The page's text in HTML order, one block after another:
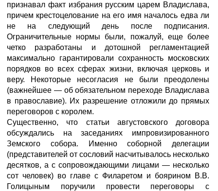
признавал факт избрания русским царем Владислава,
причем крестоцелование на его имя началось едва ли
не на следующий день после подписания.
Ограничительные нормы были, пожалуй, еще более
четко разработаны и дотошной регламентацией
максимально гарантировали сохранность московских
порядков во всех сферах жизни, включая церковь и
веру. Некоторые несогласия не были преодолены
(важнейшее — об обязательном переходе Владислава
в православие). Их разрешение отложили до прямых
переговоров с королем.
Существенно, что статьи августовского договора
обсуждались на заседаниях импровизированного
Земского собора. Именно соборной делегации
(представителей от сословий насчитывалось несколько
десятков, а с сопровождающими лицами — несколько
сот человек) во главе с Филаретом и боярином В.В.
Голицыным поручили провести переговоры с